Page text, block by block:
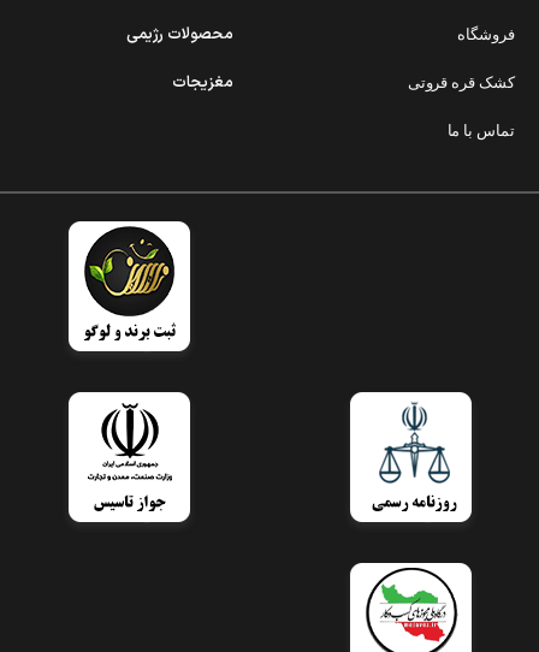
فروشگاه
کشک قره قروتی
تماس با ما
محصولات رژیمی
مغزیجات